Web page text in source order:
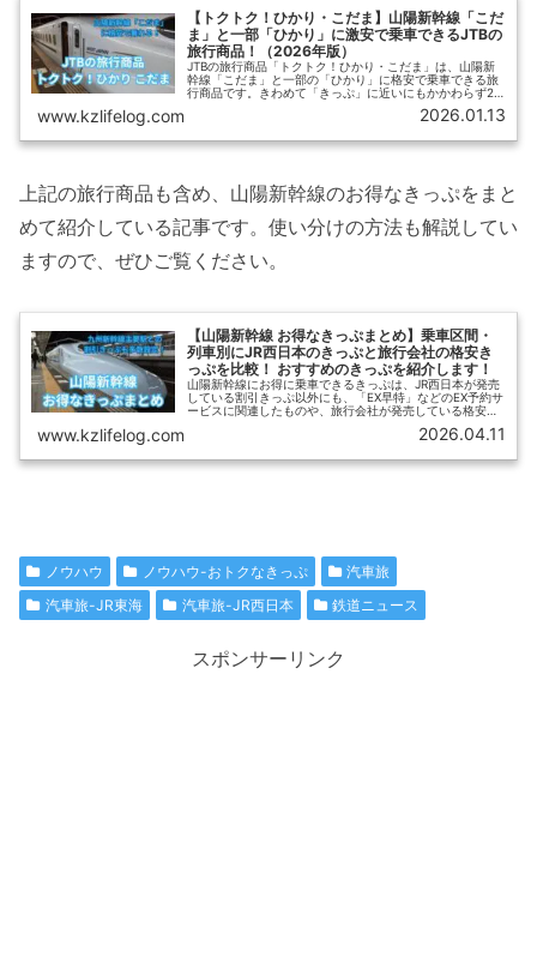
【トクトク！ひかり・こだま】山陽新幹線「こだ
ま」と一部「ひかり」に激安で乗車できるJTBの
旅行商品！（2026年版）
JTBの旅行商品「トクトク！ひかり・こだま」は、山陽新
幹線「こだま」と一部の「ひかり」に格安で乗車できる旅
行商品です。きわめて「きっぷ」に近いにもかかわらず20
～30％引きとかなりお得です。【ひさの乗り鉄ブログ】で
は、「トクトク！ひかり・こだま」の概要とおすすめの使
www.kzlifelog.com 2026.01.13
上記の旅行商品も含め、山陽新幹線のお得なきっぷをまと
めて紹介している記事です。使い分けの方法も解説してい
ますので、ぜひご覧ください。
【山陽新幹線 お得なきっぷまとめ】乗車区間・
列車別にJR西日本のきっぷと旅行会社の格安き
っぷを比較！ おすすめのきっぷを紹介します！
山陽新幹線にお得に乗車できるきっぷは、JR西日本が発売
している割引きっぷ以外にも、「EX早特」などのEX予約サ
ービスに関連したものや、旅行会社が発売している格安き
っぷなど多数あります。【ひさの乗り鉄ブログ】では、山
陽新幹線の主要な割引きっぷを、乗車距離・列車別に、お
www.kzlifelog.com 2026.04.11
ノウハウ ノウハウ-おトクなきっぷ
汽車旅
汽車旅-JR東海
汽車旅-JR西日本 鉄道ニュース
スポンサーリンク